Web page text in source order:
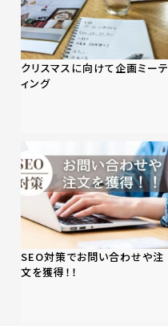
クリスマスに向けて企画ミーテ
ィング
SEO対策でお問い合わせや注
文を獲得！！